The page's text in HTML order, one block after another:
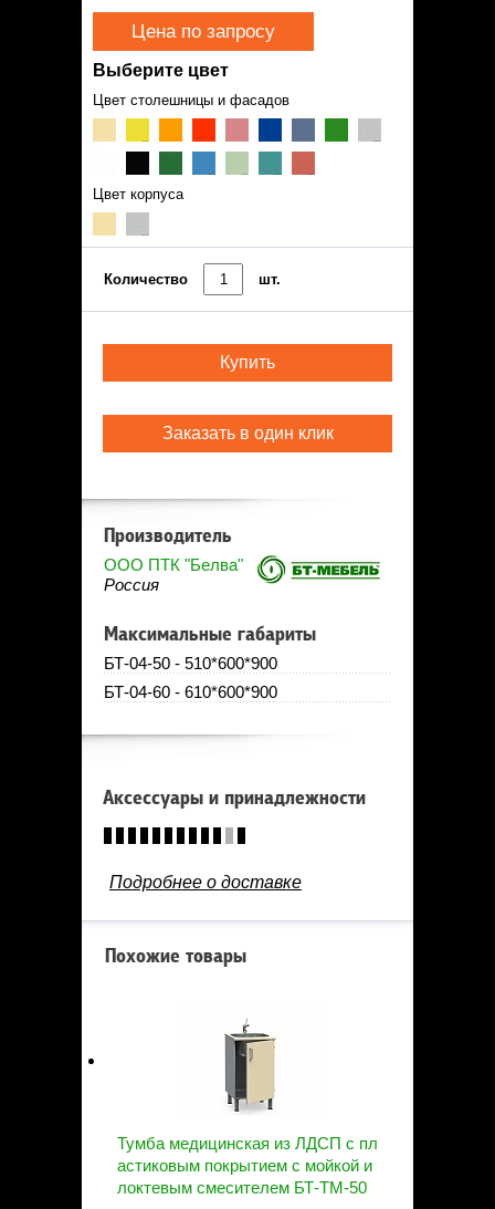
Цена по запросу
Выберите цвет
Цвет столешницы и фасадов
Цвет корпуса
Количество шт.
Купить
Заказать в один клик
Производитель
ООО ПТК "Белва"
Россия
Максимальные габариты
БТ-04-50 - 510*600*900
БТ-04-60 - 610*600*900
Аксессуары и принадлежности
Подробнее о доставке
Похожие товары
Тумба медицинская из ЛДСП с пл
астиковым покрытием с мойкой и
локтевым смесителем БТ-ТМ-50